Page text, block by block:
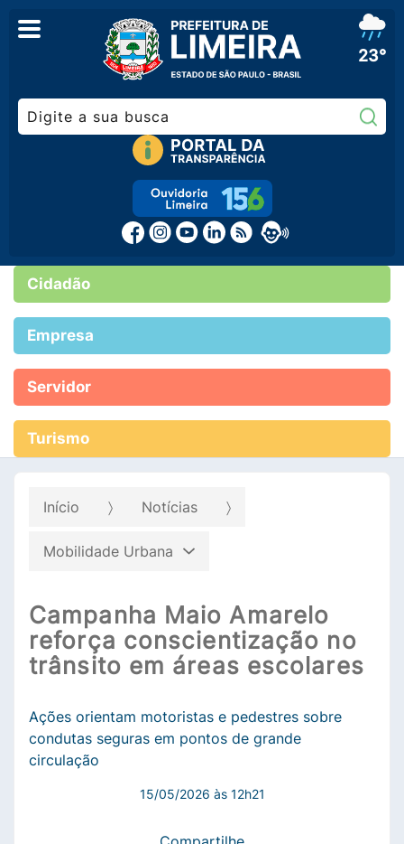
23°
Cidadão
Empresa
Servidor
Turismo
Início Notícias
Mobilidade Urbana
Campanha Maio Amarelo
reforça conscientização no
trânsito em áreas escolares
Ações orientam motoristas e pedestres sobre
condutas seguras em pontos de grande
circulação
15/05/2026 às 12h21